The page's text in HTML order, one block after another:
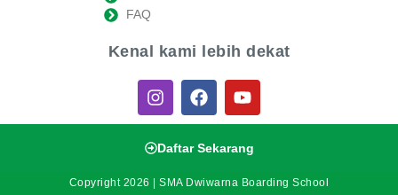
FAQ
Kenal kami lebih dekat
Daftar Sekarang
Copyright 2026 | SMA Dwiwarna Boarding School